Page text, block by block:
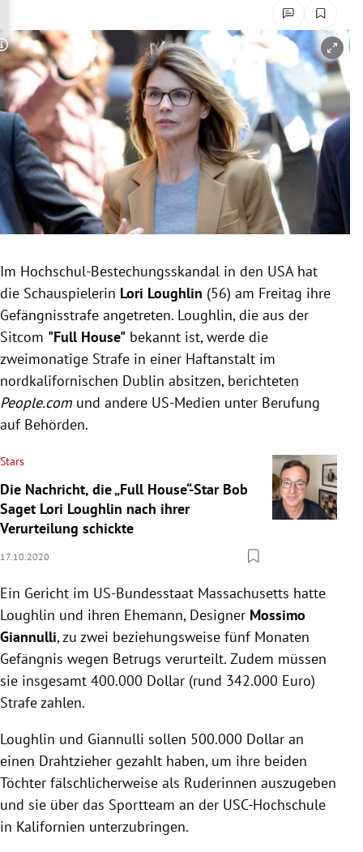
Untermenü
Untermenü
Untermenü
Untermenü
Untermenü
Untermenü
Copyright-Hinweis öffnen/schließen
Im Hochschul-Bestechungsskandal in den USA hat
die Schauspielerin Lori Loughlin (56) am Freitag ihre
Gefängnisstrafe angetreten. Loughlin, die aus der
Sitcom "Full House" bekannt ist, werde die
zweimonatige Strafe in einer Haftanstalt im
nordkalifornischen Dublin absitzen, berichteten
People.com und andere US-Medien unter Berufung
auf Behörden.
Stars
Die Nachricht, die „Full House“-Star Bob
Saget Lori Loughlin nach ihrer
Verurteilung schickte
17.10.2020
Ein Gericht im US-Bundesstaat Massachusetts hatte
Loughlin und ihren Ehemann, Designer Mossimo
Giannulli, zu zwei beziehungsweise fünf Monaten
Gefängnis wegen Betrugs verurteilt. Zudem müssen
sie insgesamt 400.000 Dollar (rund 342.000 Euro)
Strafe zahlen.
Loughlin und Giannulli sollen 500.000 Dollar an
einen Drahtzieher gezahlt haben, um ihre beiden
Töchter fälschlicherweise als Ruderinnen auszugeben
und sie über das Sportteam an der USC-Hochschule
in Kalifornien unterzubringen.